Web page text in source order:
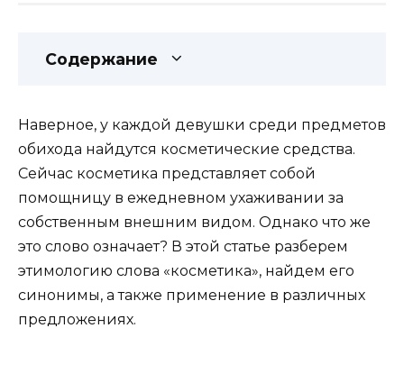
Содержание
Наверное, у каждой девушки среди предметов
обихода найдутся косметические средства.
Сейчас косметика представляет собой
помощницу в ежедневном ухаживании за
собственным внешним видом. Однако что же
это слово означает? В этой статье разберем
этимологию слова «косметика», найдем его
синонимы, а также применение в различных
предложениях.